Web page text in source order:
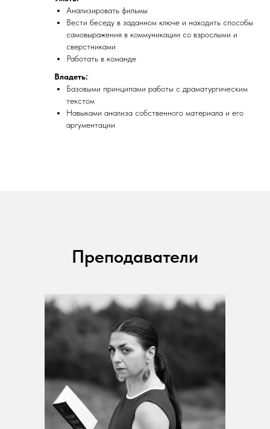
Анализировать фильмы
Вести беседу в заданном ключе и находить способы
самовыражения в коммуникации со взрослыми и
сверстниками
Работать в команде
Владеть:
Базовыми принципами работы с драматургическим
текстом
Навыками анализа собственного материала и его
аргументации
Преподаватели